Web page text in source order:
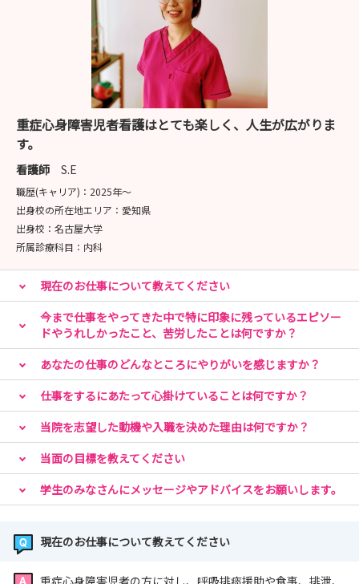
重症心身障害児者看護はとても楽しく、人生が広がりま
す。
看護師 S.E
職歴(キャリア)： 2025年〜
出身校の所在地エリア： 愛知県
出身校： 名古屋大学
所属診療科目： 内科
現在のお仕事について教えてください
今まで仕事をやってきた中で特に印象に残っているエピソー
ドやうれしかったこと、苦労したことは何ですか？
あなたの仕事のどんなところにやりがいを感じますか？
仕事をするにあたって心掛けていることは何ですか？
当院を志望した動機や入職を決めた理由は何ですか？
当面の目標を教えてください
学生のみなさんにメッセージやアドバイスをお願いします。
現在のお仕事について教えてください